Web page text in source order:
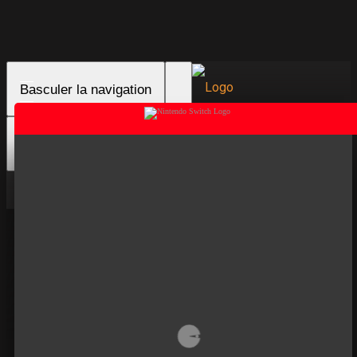
Basculer la navigation